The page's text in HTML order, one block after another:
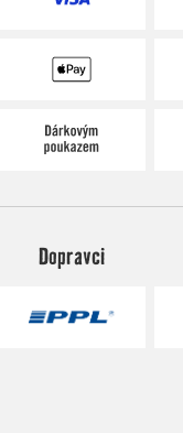
Dopravci